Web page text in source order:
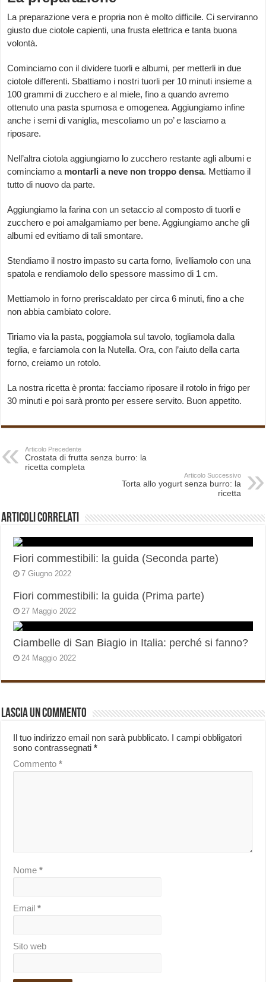
La preparazione vera e propria non è molto difficile. Ci serviranno
giusto due ciotole capienti, una frusta elettrica e tanta buona
volontà.
Cominciamo con il dividere tuorli e albumi, per metterli in due
ciotole differenti. Sbattiamo i nostri tuorli per 10 minuti insieme a
100 grammi di zucchero e al miele, fino a quando avremo
ottenuto una pasta spumosa e omogenea. Aggiungiamo infine
anche i semi di vaniglia, mescoliamo un po’ e lasciamo a
riposare.
Nell’altra ciotola aggiungiamo lo zucchero restante agli albumi e
cominciamo a montarli a neve non troppo densa. Mettiamo il
tutto di nuovo da parte.
Aggiungiamo la farina con un setaccio al composto di tuorli e
zucchero e poi amalgamiamo per bene. Aggiungiamo anche gli
albumi ed evitiamo di tali smontare.
Stendiamo il nostro impasto su carta forno, livelliamolo con una
spatola e rendiamolo dello spessore massimo di 1 cm.
Mettiamolo in forno preriscaldato per circa 6 minuti, fino a che
non abbia cambiato colore.
Tiriamo via la pasta, poggiamola sul tavolo, togliamola dalla
teglia, e farciamola con la Nutella. Ora, con l’aiuto della carta
forno, creiamo un rotolo.
La nostra ricetta è pronta: facciamo riposare il rotolo in frigo per
30 minuti e poi sarà pronto per essere servito. Buon appetito.
Articolo Precedente
Crostata di frutta senza burro: la
ricetta completa
Articolo Successivo
Torta allo yogurt senza burro: la
ricetta
Articoli correlati
Fiori commestibili: la guida (Seconda parte)
7 Giugno 2022
Fiori commestibili: la guida (Prima parte)
27 Maggio 2022
Ciambelle di San Biagio in Italia: perché si fanno?
24 Maggio 2022
Lascia un commento
Il tuo indirizzo email non sarà pubblicato. I campi obbligatori
sono contrassegnati*
Commento*
Nome*
Email*
Sito web